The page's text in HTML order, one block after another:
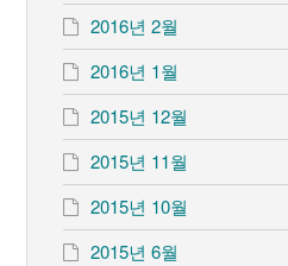
2016년 2월
2016년 1월
2015년 12월
2015년 11월
2015년 10월
2015년 6월